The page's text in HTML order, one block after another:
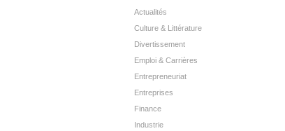
Actualités
Culture & Littérature
Divertissement
Emploi & Carrières
Entrepreneuriat
Entreprises
Finance
Industrie